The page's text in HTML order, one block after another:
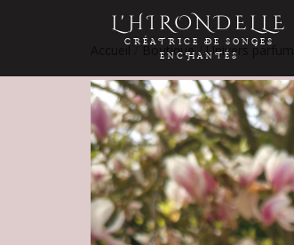
L'HIRONDELLE
CRÉATRICE DE SONGES
ENCHANTÉS
Accueil /Boutique/Univers parfumé